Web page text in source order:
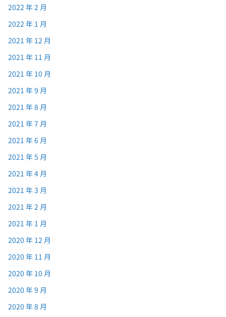
2022 年 2 月
2022 年 1 月
2021 年 12 月
2021 年 11 月
2021 年 10 月
2021 年 9 月
2021 年 8 月
2021 年 7 月
2021 年 6 月
2021 年 5 月
2021 年 4 月
2021 年 3 月
2021 年 2 月
2021 年 1 月
2020 年 12 月
2020 年 11 月
2020 年 10 月
2020 年 9 月
2020 年 8 月